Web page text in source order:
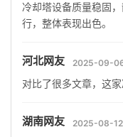
冷却塔设备质量稳固
行，整体表现出色。
河北网友 2025-09-06
对比了很多文章，这
湖南网友 2025-08-12